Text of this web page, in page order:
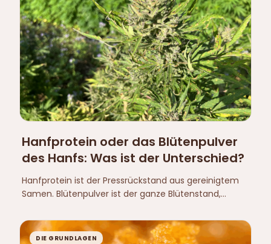
Hanfprotein oder das Blütenpulver
des Hanfs: Was ist der Unterschied?
Hanfprotein ist der Pressrückstand aus gereinigtem
Samen. Blütenpulver ist der ganze Blütenstand,
Der Unterschied ist nicht der Pflanzenteil, sondern der
Reinigungsgrad.
DIE GRUNDLAGEN